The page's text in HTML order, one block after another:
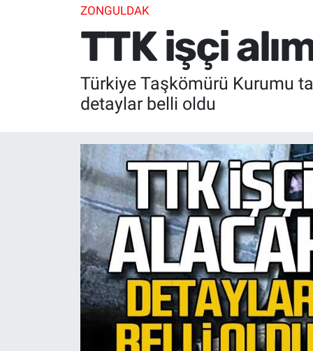
ZONGULDAK
TTK işçi
Türkiye Taşkömürü Kurumu
detaylar belli oldu